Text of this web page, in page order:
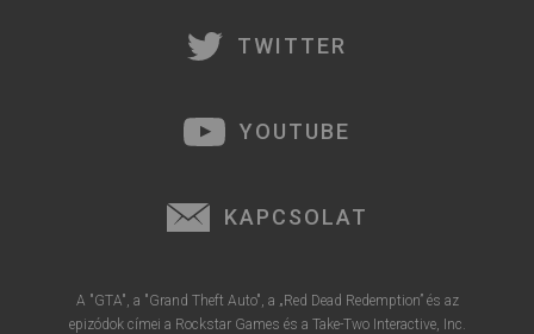
TWITTER
YOUTUBE
KAPCSOLAT
A "GTA", a "Grand Theft Auto", a „Red Dead Redemption” és az
epizódok címei a Rockstar Games és a Take-Two Interactive, Inc.